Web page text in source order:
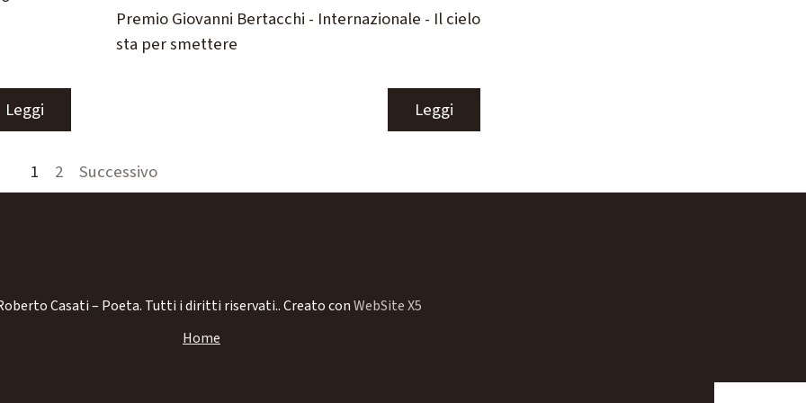
Leggi
Premio Giovanni Bertacchi - Internazionale - Il cielo
sta per smettere
Leggi
Pagina corrente:
1 Vai a pagina:
2 Successivo
Casati – Poeta. Tutti i diritti riservati..Creato conWebSite X5
Home